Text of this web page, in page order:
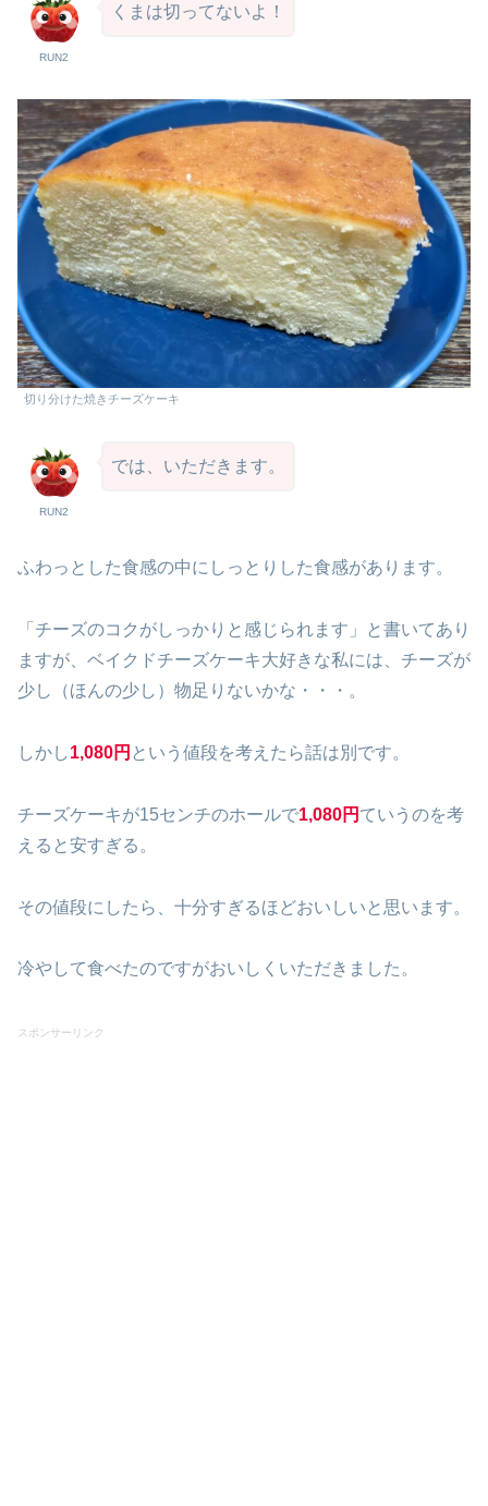
RUN2
くまは切ってないよ！
切り分けた焼きチーズケーキ
RUN2
では、いただきます。
ふわっとした食感の中にしっとりした食感があります。
「チーズのコクがしっかりと感じられます」と書いてあり
ますが、ベイクドチーズケーキ大好きな私には、チーズが
少し（ほんの少し）物足りないかな・・・。
しかし1,080円 という値段を考えたら話は別です。
チーズケーキが15センチのホールで1,080円 ていうのを考
えると安すぎる。
その値段にしたら、十分すぎるほどおいしいと思います。
冷やして食べたのですがおいしくいただきました。
スポンサーリンク